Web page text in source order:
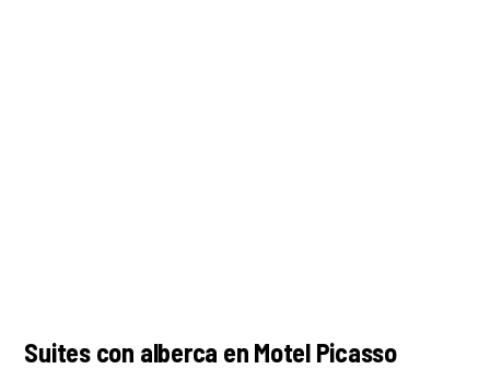
Suites con alberca en Motel Picasso